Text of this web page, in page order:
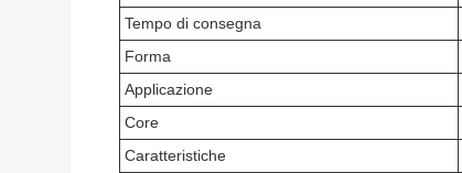
Tempo di consegna
Forma
Applicazione
Core
Caratteristiche